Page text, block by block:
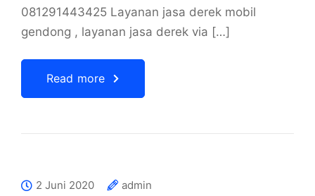
081291443425 Layanan jasa derek mobil
gendong , layanan jasa derek via […]
Read more
2 Juni 2020
admin